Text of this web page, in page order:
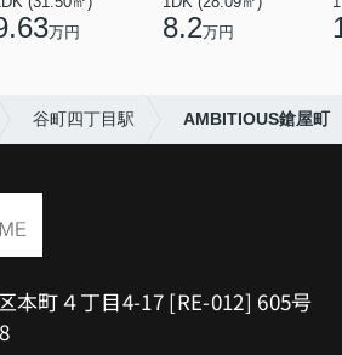
万円 8.2万円
谷町四丁目駅 AMBITIOUS鎗屋町
本町４丁目4-17 [RE-012] 605号